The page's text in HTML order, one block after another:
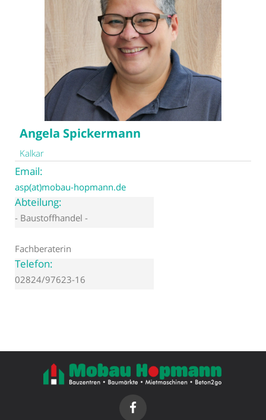
Angela Spickermann
Kalkar
Email:
asp(at)mobau-hopmann.de
Abteilung:
- Baustoffhandel -
Fachberaterin
Telefon:
02824/97623-16